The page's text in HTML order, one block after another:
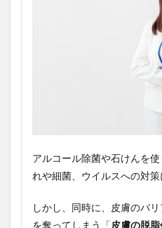
アルコール除菌や石けんを
れや細菌、ウイルスへの対策
しかし、同時に、皮膚のバ
を奪ってしまう「皮膚の脱脂